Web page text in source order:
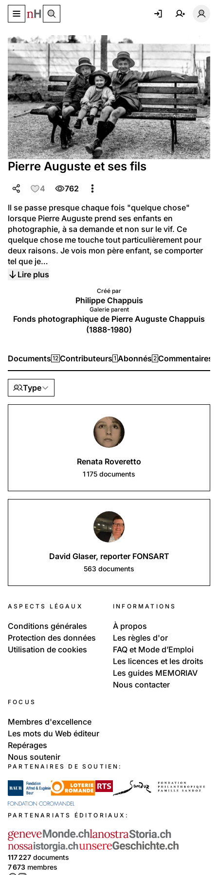
Basculer le menu de navigation
Pierre Auguste et ses fils
4
762
Il se passe presque chaque fois "quelque chose"
lorsque Pierre Auguste prend ses enfants en
photographie, à sa demande et non sur le vif. Ce
quelque chose me touche tout particulièrement pour
deux raisons. Je vois mon père enfant, se comporter
tel que je…
Lire plus
Créé par
Philippe Chappuis
Galerie parent
Fonds photographique de Pierre Auguste Chappuis
(1888-1980)
Documents 12 Contributeurs 1 Abonnés 2 Commentaires
Type
Renata Roveretto
1 175 documents
David Glaser, reporter FONSART
563 documents
ASPECTS LÉGAUX
Conditions générales
Protection des données
Utilisation de cookies
INFORMATIONS
À propos
Les règles d'or
FAQ et Mode d’Emploi
Les licences et les droits
Les guides MEMORIAV
Nous contacter
FOCUS
Membres d'excellence
Les mots du Web éditeur
Repérages
Nous soutenir
PARTENAIRES DE SOUTIEN:
PARTENARIATS ÉDITORIAUX:
117 227 documents
7 673 membres